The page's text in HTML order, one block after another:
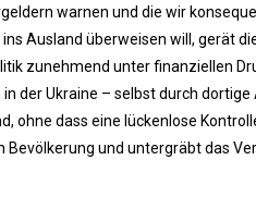
warnen und die wir
Ausland überweisen will, gerät
zunehmend unter finanziellen
der Ukraine – selbst durch
ohne dass eine lückenlose
Bevölkerung und untergräbt das